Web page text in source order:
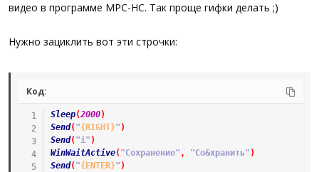
видео в программе MPC-HC. Так проще гифки делать ;)
Нужно зациклить вот эти строчки:
Код:
Sleep(2000)
Send( "{RIGHT}" )
Send( "i" )
WinWaitActive( "Сохранение" , "Со&хранить" )
Send( "{ENTER}" )